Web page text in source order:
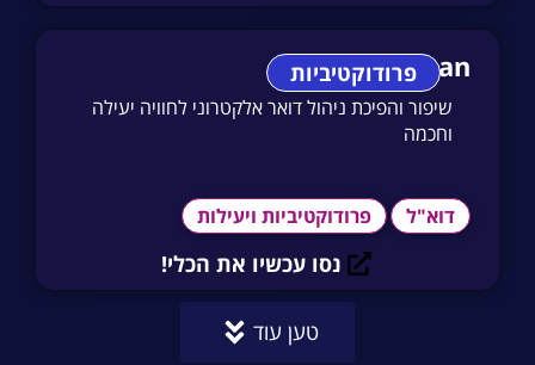
פרודוקטיביות
Superhuman
שיפור והפיכת ניהול דואר אלקטרוני לחוויה יעילה
וחכמה
דוא"ל פרודוקטיביות ויעילות
נסו עכשיו את הכלי!
טען עוד